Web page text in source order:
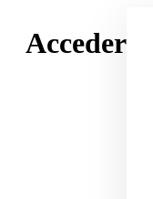
Acceder